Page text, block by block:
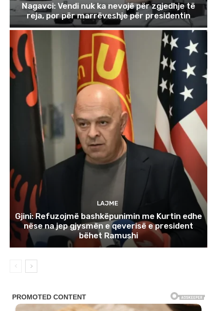
Nagavci: Vendi nuk ka nevojë për zgjedhje të
reja, por për marrëveshje për presidentin
LAJME
Gjini: Refuzojmë bashkëpunimin me Kurtin edhe
nëse na jep gjysmën e qeverisë e president
bëhet Ramushi